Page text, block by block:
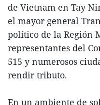
de Vietnam en Tay
el mayor general
político de la Región
representantes del
515 y numerosos
rendir tributo.
En un ambiente de